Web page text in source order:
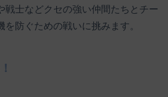
戦士などクセの強い仲間たちとチー
を防ぐための戦いに挑みます。